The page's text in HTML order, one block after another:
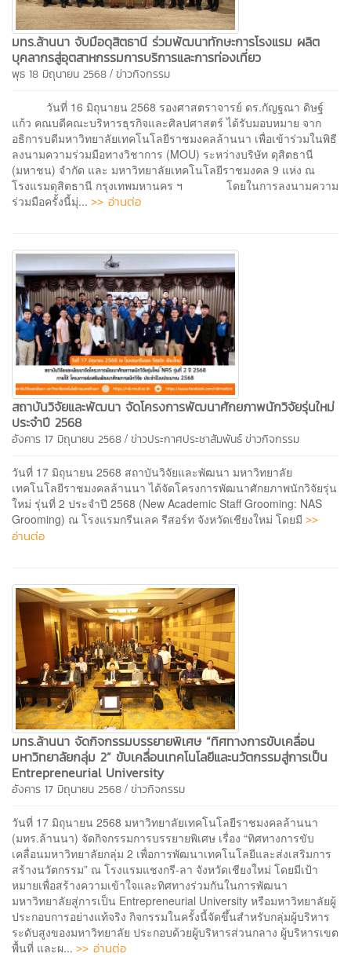
มทร.ล้านนา จับมือดุสิตธานี ร่วมพัฒนาทักษะการโรงแรม ผลิต
บุคลากรสู่อุตสาหกรรมการบริการและการท่องเที่ยว
พุธ 18 มิถุนายน 2568 / ข่าวกิจกรรม
วันที่ 16 มิถุนายน 2568 รองศาสตราจารย์ ดร.กัญฐณา ดิษฐ์
แก้ว คณบดีคณะบริหารธุรกิจและศิลปศาสตร์ ได้รับมอบหมาย จาก
อธิการบดีมหาวิทยาลัยเทคโนโลยีราชมงคลล้านนา เพื่อเข้าร่วมในพิธี
ลงนามความร่วมมือทางวิชาการ (MOU) ระหว่างบริษัท ดุสิตธานี
(มหาชน) จำกัด และ มหาวิทยาลัยเทคโนโลยีราชมงคล 9 แห่ง ณ
โรงแรมดุสิตธานี กรุงเทพมหานคร ฯ โดยในการลงนามความ
ร่วมมือครั้งนี้มุ่... >> อ่านต่อ
สถาบันวิจัยและพัฒนา จัดโครงการพัฒนาศักยภาพนักวิจัยรุ่นใหม่
ประจำปี 2568
อังคาร 17 มิถุนายน 2568 / ข่าวประกาศประชาสัมพันธ์ข่าวกิจกรรม
วันที่ 17 มิถุนายน 2568 สถาบันวิจัยและพัฒนา มหาวิทยาลัย
เทคโนโลยีราชมงคลล้านนา ได้จัดโครงการพัฒนาศักยภาพนักวิจัยรุ่น
ใหม่ รุ่นที่ 2 ประจำปี 2568 (New Academic Staff Grooming: NAS
Grooming) ณ โรงแรมกรีนเลค รีสอร์ท จังหวัดเชียงใหม่ โดยมี >>
อ่านต่อ
มทร.ล้านนา จัดกิจกรรมบรรยายพิเศษ “ทิศทางการขับเคลื่อน
มหาวิทยาลัยกลุ่ม 2” ขับเคลื่อนเทคโนโลยีและนวัตกรรมสู่การเป็น
Entrepreneurial University
อังคาร 17 มิถุนายน 2568 / ข่าวกิจกรรม
วันที่ 17 มิถุนายน 2568 มหาวิทยาลัยเทคโนโลยีราชมงคลล้านนา
(มทร.ล้านนา) จัดกิจกรรมการบรรยายพิเศษ เรื่อง “ทิศทางการขับ
เคลื่อนมหาวิทยาลัยกลุ่ม 2 เพื่อการพัฒนาเทคโนโลยีและส่งเสริมการ
สร้างนวัตกรรม” ณ โรงแรมแชงกรี-ลา จังหวัดเชียงใหม่ โดยมีเป้า
หมายเพื่อสร้างความเข้าใจและทิศทางร่วมกันในการพัฒนา
มหาวิทยาลัยสู่การเป็น Entrepreneurial University หรือมหาวิทยาลัยผู้
ประกอบการอย่างแท้จริง กิจกรรมในครั้งนี้จัดขึ้นสำหรับกลุ่มผู้บริหาร
ระดับสูงของมหาวิทยาลัย ประกอบด้วยผู้บริหารส่วนกลาง ผู้บริหารเขต
พื้นที่ และผ... >> อ่านต่อ